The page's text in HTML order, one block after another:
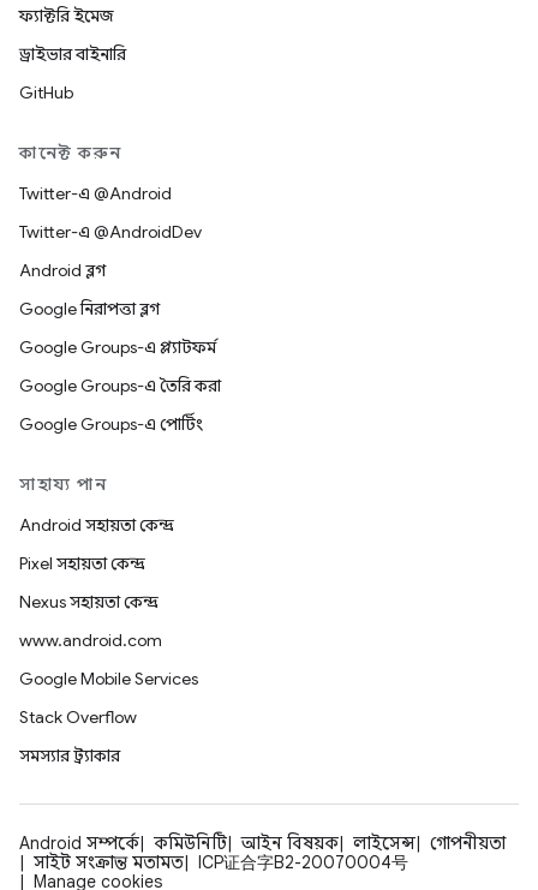
ফ্যাক্টরি ইমেজ
ড্রাইভার বাইনারি
GitHub
কানেক্ট করুন
Twitter-এ @Android
Twitter-এ @AndroidDev
Android ব্লগ
Google নিরাপত্তা ব্লগ
Google Groups-এ প্ল্যাটফর্ম
Google Groups-এ তৈরি করা
Google Groups-এ পোর্টিং
সাহায্য পান
Android সহায়তা কেন্দ্র
Pixel সহায়তা কেন্দ্র
Nexus সহায়তা কেন্দ্র
www.android.com
Google Mobile Services
Stack Overflow
সমস্যার ট্র্যাকার
Android সম্পর্কে কমিউনিটি আইন বিষয়ক লাইসেন্স
গোপনীয়তা
সাইট সংক্রান্ত মতামত
ICP证合字B2-20070004号
Manage cookies